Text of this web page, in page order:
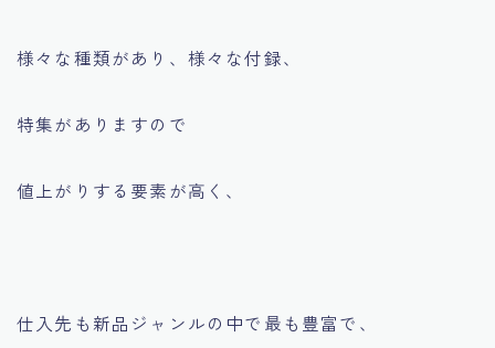
様々な種類があり、様々な付録、
特集がありますので
値上がりする要素が高く、
仕入先も新品ジャンルの中で最も豊富で、